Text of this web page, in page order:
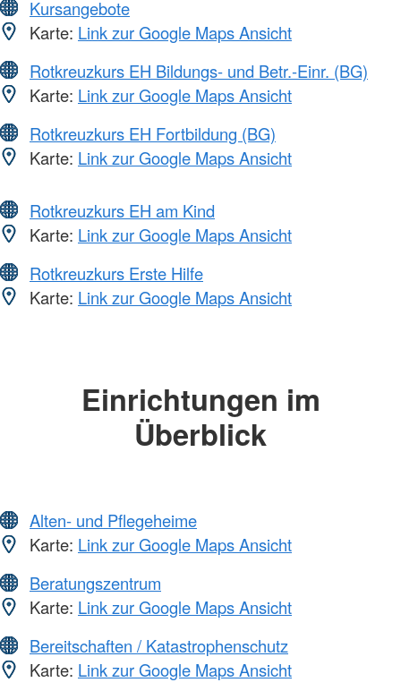
Kursangebote
Karte: Link zur Google Maps Ansicht
Rotkreuzkurs EH Bildungs- und Betr.-Einr. (BG)
Karte: Link zur Google Maps Ansicht
Rotkreuzkurs EH Fortbildung (BG)
Karte: Link zur Google Maps Ansicht
Rotkreuzkurs EH am Kind
Karte: Link zur Google Maps Ansicht
Rotkreuzkurs Erste Hilfe
Karte: Link zur Google Maps Ansicht
Einrichtungen im
Überblick
Alten- und Pflegeheime
Karte: Link zur Google Maps Ansicht
Beratungszentrum
Karte: Link zur Google Maps Ansicht
Bereitschaften / Katastrophenschutz
Karte: Link zur Google Maps Ansicht